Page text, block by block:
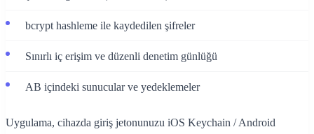
bcrypt hashleme ile kaydedilen şifreler
Sınırlı iç erişim ve düzenli denetim günlüğü
AB içindeki sunucular ve yedeklemeler
Uygulama, cihazda giriş jetonunuzu iOS Keychain / Android